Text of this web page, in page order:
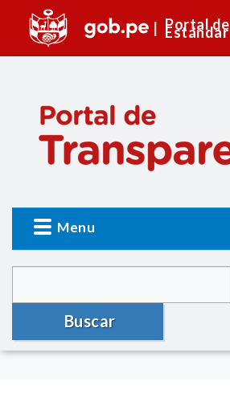
Portal
Estándar
Menu
Buscar